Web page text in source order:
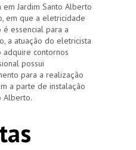
Jardim Santo Alberto
em que a eletricidade
essencial para a
a atuação do eletricista
adquire contornos
possui
para a realização
a parte de instalação
Alberto.